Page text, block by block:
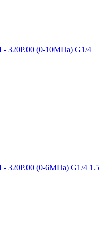
320Р.00 (0-10МПа) G1/4
320Р.00 (0-6МПа) G1/4 1.5